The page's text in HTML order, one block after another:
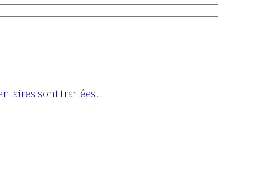
sont traitées.